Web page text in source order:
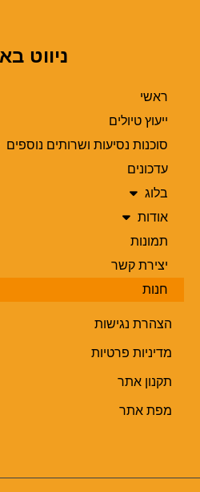
ניווט
ראשי
ייעוץ טיולים
סוכנות נסיעות ושרותים נוספים
עדכונים
בלוג
אודות
תמונות
יצירת קשר
חנות
הצהרת נגישות
מדיניות פרטיות
תקנון אתר
מפת אתר